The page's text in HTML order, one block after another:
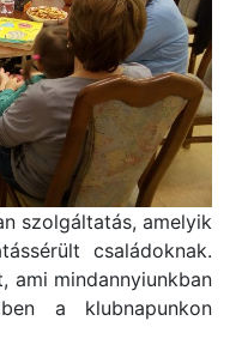
szolgáltatás, amelyik
családoknak.
ami mindannyiunkban
a klubnapunkon